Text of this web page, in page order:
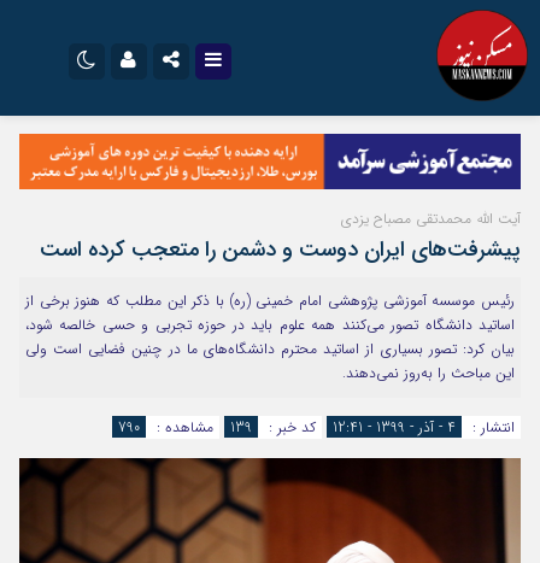
اینستاگرام
تلگرام
سروش
ایتا
آپارات
اپلیکیشن
نام کاربری یا نشانی ایمیل
رمز عبور
مرا به خاطر بسپار
آیت الله محمدتقی مصباح یزدی
پیشرفت‌های ایران دوست و دشمن را متعجب کرده است
رئیس موسسه آموزشی پژوهشی امام خمینی (ره) با ذکر این مطلب که هنوز برخی از
اساتید دانشگاه تصور می‌کنند همه علوم باید در حوزه تجربی و حسی خالصه شود،
بیان کرد: تصور بسیاری از اساتید محترم دانشگاه‌های ما در چنین فضایی است ولی
این مباحث را به‌روز نمی‌دهند.
انتشار : 4 - آذر - 1399 - 12:41 کد خبر : 139 مشاهده : 790